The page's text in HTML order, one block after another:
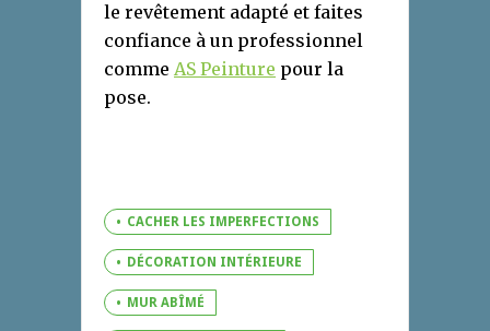
le revêtement adapté et faites
confiance à un professionnel
comme AS Peinture pour la
pose.
CACHER LES IMPERFECTIONS
DÉCORATION INTÉRIEURE
MUR ABÎMÉ